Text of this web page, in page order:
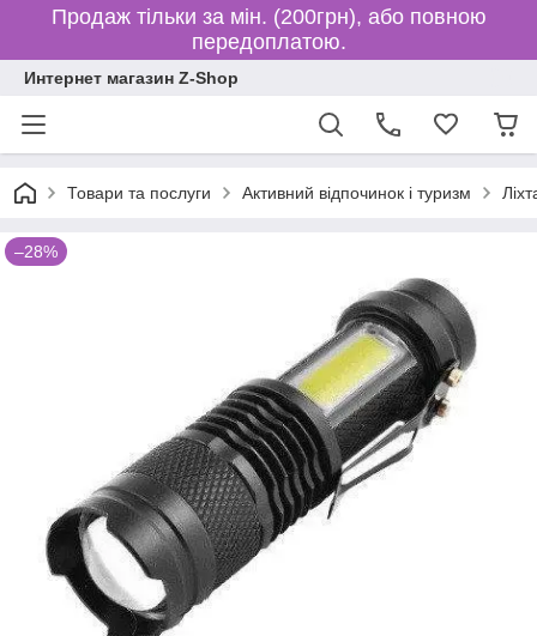
Продаж тільки за мін. (200грн), або повною
передоплатою.
Интернет магазин Z-Shop
Товари та послуги Активний відпочинок і туризм
–28%